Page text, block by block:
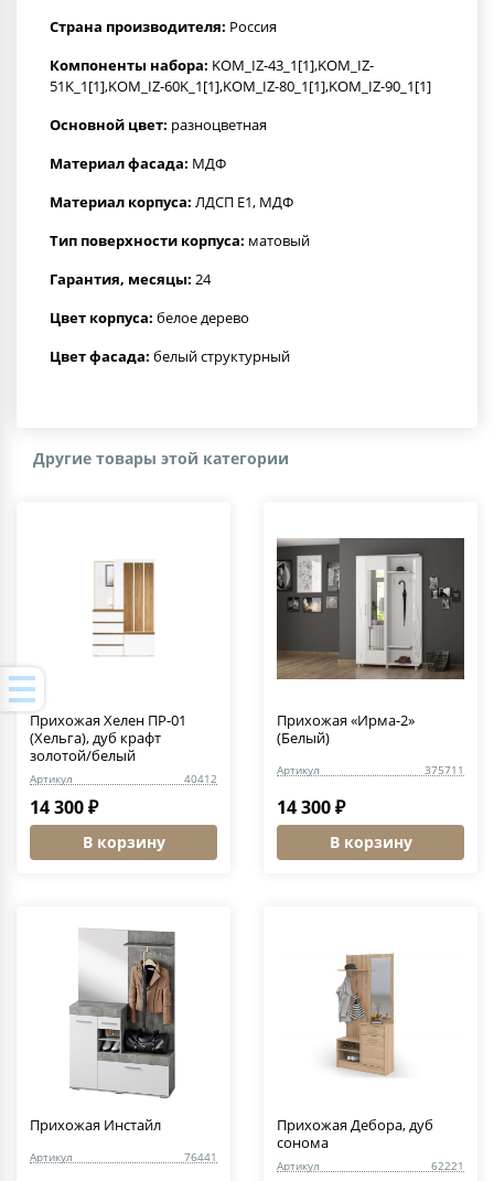
Страна производителя: Россия
Компоненты набора: KOM_IZ-43_1[1],KOM_IZ-
51K_1[1],KOM_IZ-60K_1[1],KOM_IZ-80_1[1],KOM_IZ-90_1[1]
Основной цвет: разноцветная
Материал фасада: МДФ
Материал корпуса: ЛДСП Е1, МДФ
Тип поверхности корпуса: матовый
Гарантия, месяцы: 24
Цвет корпуса: белое дерево
Цвет фасада: белый структурный
Другие товары этой категории
Прихожая Хелен ПР-01
(Хельга), дуб крафт
золотой/белый
Артикул 40412
14 300 ₽
В корзину
Прихожая «Ирма-2»
(Белый)
Артикул 375711
14 300 ₽
В корзину
Прихожая Инстайл
Артикул 76441
Прихожая Дебора, дуб
сонома
Артикул 62221